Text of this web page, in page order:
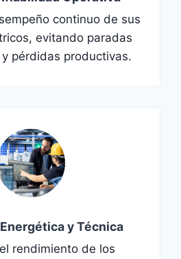
continuo de sus
evitando paradas
pérdidas productivas.
y Técnica
rendimiento de los